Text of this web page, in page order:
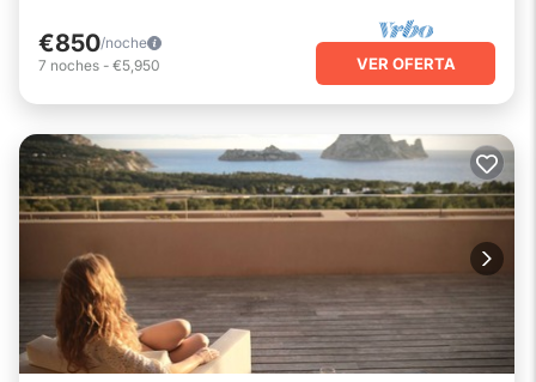
€850/noche
7 noches - €5,950 VER OFERTA